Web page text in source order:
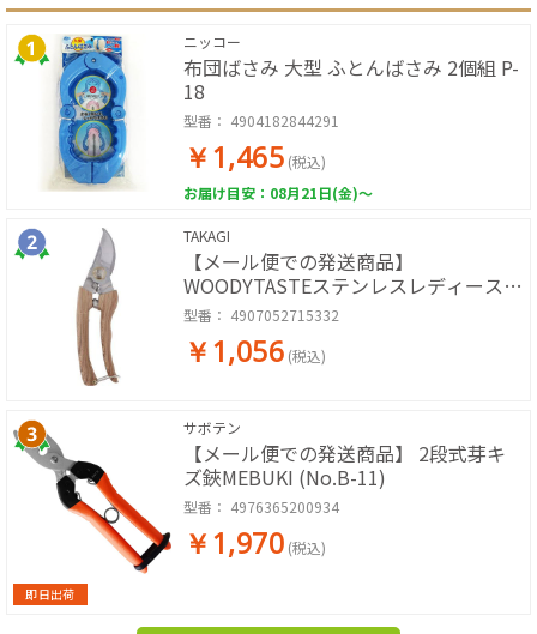
ニッコー
布団ばさみ 大型 ふとんばさみ 2個組 P-
18
型番： 4904182844291
￥1,465 (税込)
お届け目安：08月21日(金)～
TAKAGI
【メール便での発送商品】
WOODYTASTEステンレスレディース剪
定鋏 165mm
型番： 4907052715332
￥1,056 (税込)
即日出荷
サボテン
【メール便での発送商品】 2段式芽キ
ズ鋏MEBUKI (No.B-11)
型番： 4976365200934
￥1,970 (税込)